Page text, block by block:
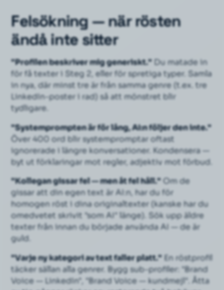
Felsökning — när rösten
ändå inte sitter
"Profilen beskriver mig generiskt."Du matade in
för få texter i Steg 2, eller för spretiga typer. Samla
in nya, där minst tre är från samma genre (t.ex. tre
LinkedIn-poster i rad) så att mönstret blir
tydligare.
"Systemprompten är för lång, AI:n följer den inte."
Över 400 ord blir systempromptar oftast
ignorerade i längre konversationer. Kondensera —
byt ut förklaringar mot regler, adjektiv mot förbud.
"Kollegan gissar fel — men åt fel håll."Om de
gissar attdin egen text är AI:n, har du för
homogen röst i dina originaltexter (kanske har du
omedvetet skrivit "som AI" länge). Sök upp äldre
texter från innan du började använda AI — de är
guld.
"Varje ny kategori av text faller platt."En röstprofil
täcker sällan alla genrer. Bygg sub-profiler: "Brand
Voice — LinkedIn", "Brand Voice — kundmejl". Åtta